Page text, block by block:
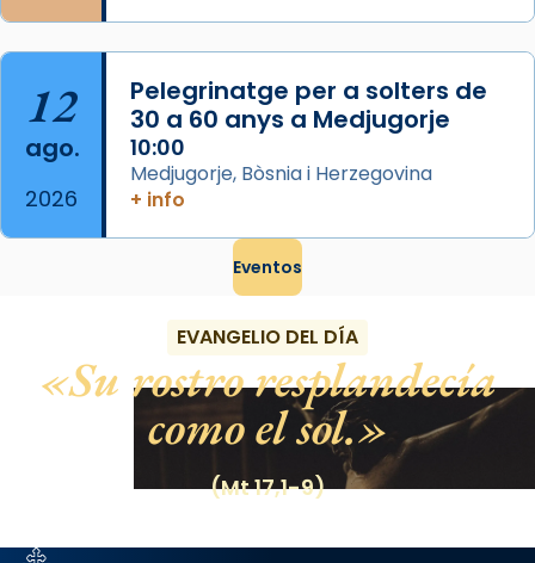
12
ago.
2026
Pelegrinatge per a solters de
30 a 60 anys a Medjugorje
10:00
Medjugorje, Bòsnia i Herzegovina
+ info
Eventos
EVANGELIO DEL DÍA
Su rostro resplandecía
como el sol.
(Mt 17,1-9)